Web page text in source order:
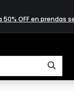
50% OFF en prendas​